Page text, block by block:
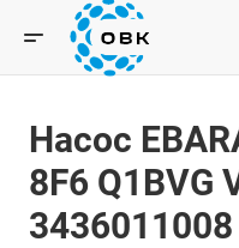
Насос
8F6 Q1BVG
3436011008